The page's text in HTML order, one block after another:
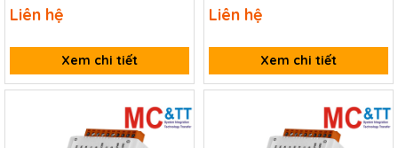
tET-P2POR2 CR
Liên hệ
Xem chi tiết
Liên hệ
Xem chi tiết